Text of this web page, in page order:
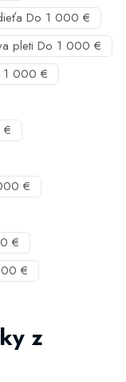
Do 1 000 €
pleti Do 1 000 €
1 000 €
€
€
€
€
z